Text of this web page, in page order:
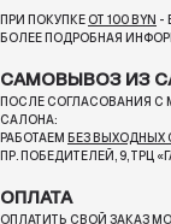
ПРИ ПОКУПКЕ ОТ 100 BYN -
БОЛЕЕ ПОДРОБНАЯ
САМОВЫВОЗ ИЗ
ПОСЛЕ СОГЛАСОВАНИЯ С
САЛОНА:
РАБОТАЕМ БЕЗ ВЫХОДНЫХ
ПР. ПОБЕДИТЕЛЕЙ, 9, ТРЦ
ОПЛАТА
ОПЛАТИТЬ СВОЙ ЗАКАЗ